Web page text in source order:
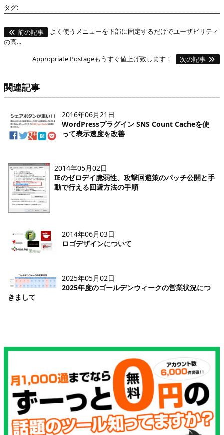
タグ:
前の記事
よく使うメニューを下部に固定するだけでユーザビリティ
の高...
Appropriate Postageもうすぐ値上げ致します！
次の記事
関連記事
2016年06月21日
WordPressプラグイン SNS Count Cacheを使
って表示速度を改善
2014年05月02日
IEのゼロデイ脆弱性、攻撃回避策のパッチ公開と手
動で行える回避方法の手順
2014年06月03日
ロゴデザインについて
2025年05月02日
2025年度のゴールデンウィークの営業状況につ
きまして